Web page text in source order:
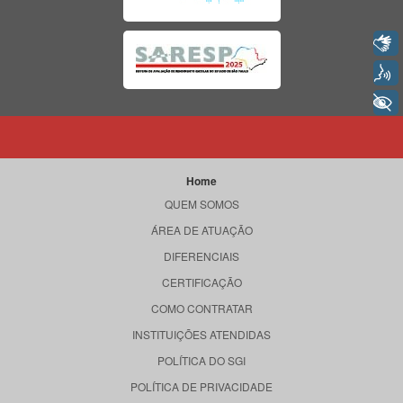
Home
QUEM SOMOS
ÁREA DE ATUAÇÃO
DIFERENCIAIS
CERTIFICAÇÃO
COMO CONTRATAR
INSTITUIÇÕES ATENDIDAS
POLÍTICA DO SGI
POLÍTICA DE PRIVACIDADE